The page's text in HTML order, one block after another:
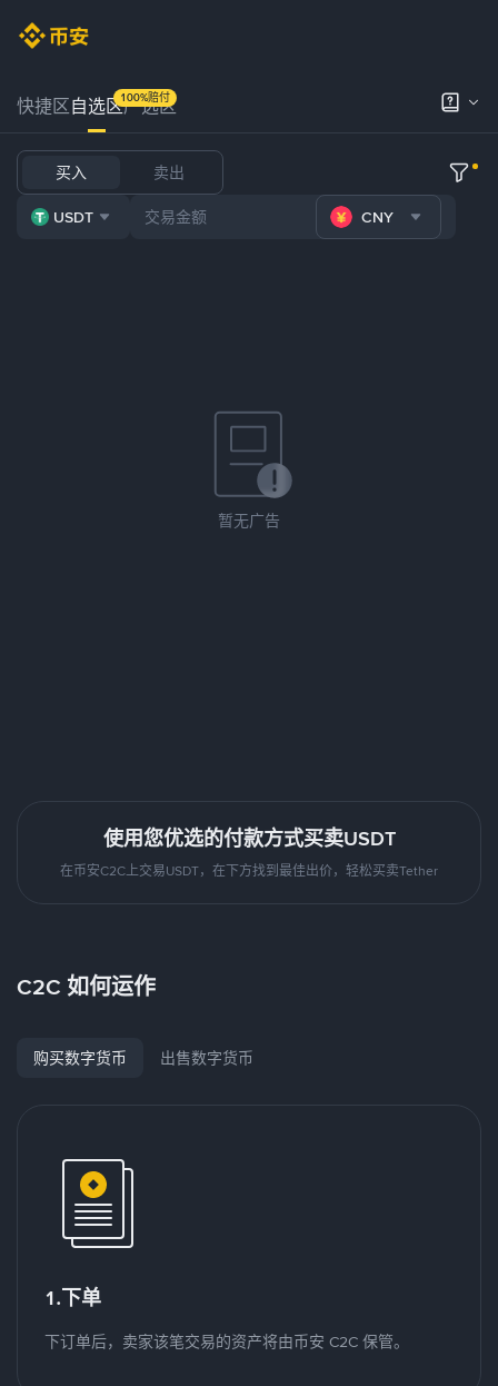
快捷区自选区严选区
100%赔付
买入 卖出
USDT CNY
暂无广告
使用您优选的付款方式买卖USDT
在币安C2C上交易USDT，在下方找到最佳出价，轻松买卖Tether
C2C 如何运作
购买数字货币 出售数字货币
1.下单
下订单后，卖家该笔交易的资产将由币安 C2C 保管。